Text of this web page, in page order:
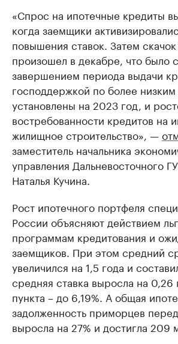
«Спрос на ипотечные кредиты
когда заемщики
повышения ставок. Затем
произошел в декабре, что было
завершением периода выдачи
господдержкой по более
установлены на 2023 год, и
востребованности кредитов на
жилищное строительство», —
заместитель начальника
управления Дальневосточного
Наталья Кучина.
Рост ипотечного портфеля
России объясняют действием
программам кредитования и
заемщиков. При этом средний
увеличился на 1,5 года и
средняя ставка выросла на 0,26
пункта – до 6,19%. А общая
задолженность приморцев
выросла на 27% и достигла 209